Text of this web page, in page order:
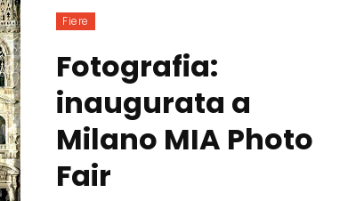
Fiere
Fotografia:
inaugurata a
Milano MIA Photo
Fair